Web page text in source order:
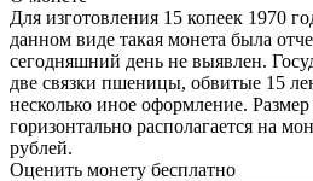
Для изготовления 15 копеек 1970
данном виде такая монета была
сегодняшний день не выявлен.
две связки пшеницы, обвитые 15
несколько иное оформление.
горизонтально располагается на
рублей.
Оценить монету бесплатно